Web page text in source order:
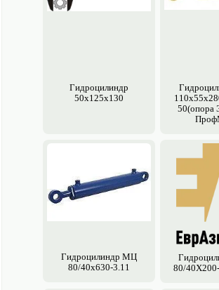
Гидроцилиндр
50х125х130
50(опора
Гидроцилиндр МЦ
80/40х630-3.11
80/